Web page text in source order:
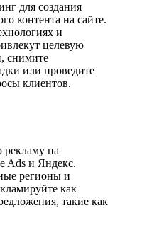
для создания
контента на сайте.
и
целевую
снимите
или проведите
клиентов.
рекламу на
Ads и Яндекс.
регионы и
как
такие как